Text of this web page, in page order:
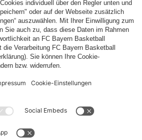
WIDERRUF